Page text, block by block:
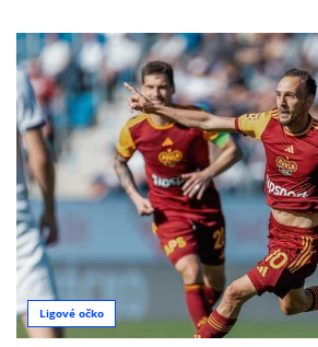
Ligové očko